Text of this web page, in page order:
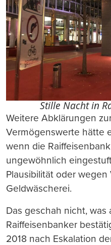
Stille Nacht in
Weitere Abklärungen
Vermögenswerte hätte
wenn die
ungewöhnlich
Plausibilität oder wegen
Geldwäscherei.
Das geschah nicht,
Raiffeisenbanker
2018 nach Eskalation